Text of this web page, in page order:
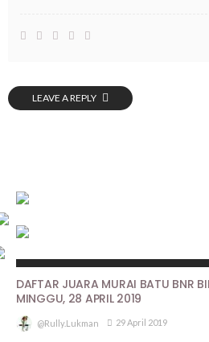
LEAVE A REPLY
DAFTAR JUARA MURAI BATU BNR
MINGGU, 28 APRIL 2019
@rully.lukman 29 April 2019